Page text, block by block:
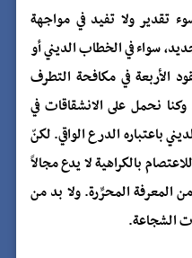
تقدير ولا تفيد في مواجهة
سواء في الخطاب الديني أو
الأربعة في مكافحة التطرف
وكنا نحمل على الانشقاقات في
باعتباره الدرع الواقي. لكنّ
بالكراهية لا يدع مجالاً
المعرفة المحرِّرة. ولا بد من
الشجاعة.